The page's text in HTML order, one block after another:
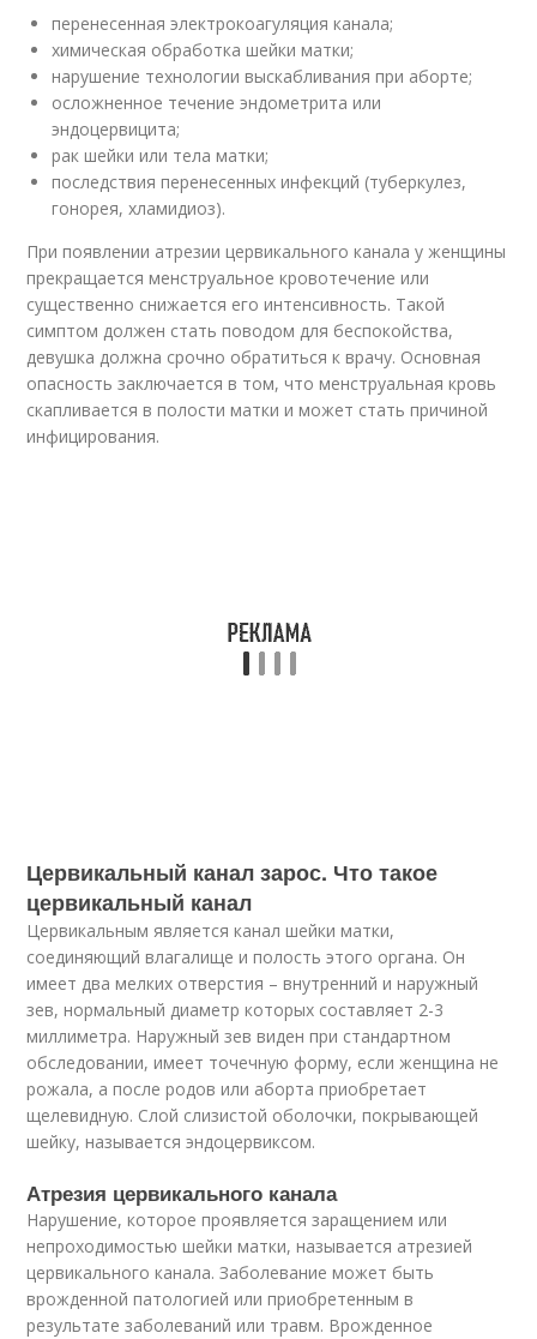
перенесенная электрокоагуляция канала;
химическая обработка шейки матки;
нарушение технологии выскабливания при аборте;
осложненное течение эндометрита или
эндоцервицита;
рак шейки или тела матки;
последствия перенесенных инфекций (туберкулез,
гонорея, хламидиоз).
При появлении атрезии цервикального канала у женщины
прекращается менструальное кровотечение или
существенно снижается его интенсивность. Такой
симптом должен стать поводом для беспокойства,
девушка должна срочно обратиться к врачу. Основная
опасность заключается в том, что менструальная кровь
скапливается в полости матки и может стать причиной
инфицирования.
Цервикальный канал зарос. Что такое
цервикальный канал
Цервикальным является канал шейки матки,
соединяющий влагалище и полость этого органа. Он
имеет два мелких отверстия – внутренний и наружный
зев, нормальный диаметр которых составляет 2-3
миллиметра. Наружный зев виден при стандартном
обследовании, имеет точечную форму, если женщина не
рожала, а после родов или аборта приобретает
щелевидную. Слой слизистой оболочки, покрывающей
шейку, называется эндоцервиксом.
Атрезия цервикального канала
Нарушение, которое проявляется заращением или
непроходимостью шейки матки, называется атрезией
цервикального канала. Заболевание может быть
врожденной патологией или приобретенным в
результате заболеваний или травм. Врожденное